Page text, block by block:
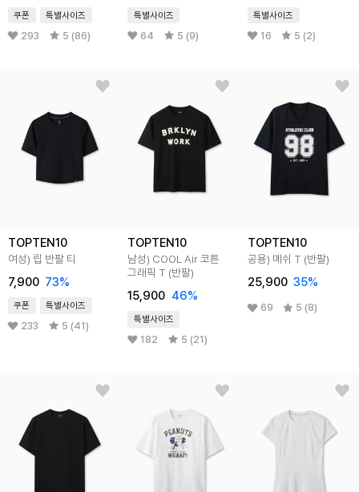
쿠폰 특별사이즈
293 5 (86)
특별사이즈
64 5 (9)
특별사이즈
16 5 (2)
TOPTEN10
여성) 립 반팔 티
7,900 73%
쿠폰 특별사이즈
233 5 (41)
TOPTEN10
남성) COOL Air 코튼
그래픽 T (반팔)
15,900 46%
특별사이즈
182 5 (21)
TOPTEN10
공용) 메쉬 T (반팔)
25,900 35%
69 5 (8)